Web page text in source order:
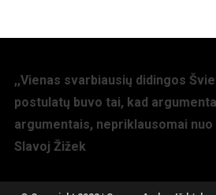
,,Vienas svarbiausių didingos
postulatų buvo tai, kad
argumentais, nepriklausomai nuo
Slavoj Žižek